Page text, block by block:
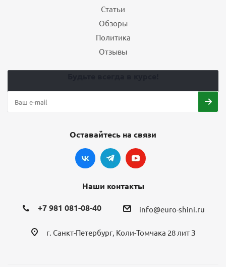
Статьи
Обзоры
Политика
Отзывы
Оставайтесь на связи
Наши контакты
+7 981 081-08-40 info@euro-shini.ru
г. Санкт-Петербург, Коли-Томчака 28 лит З